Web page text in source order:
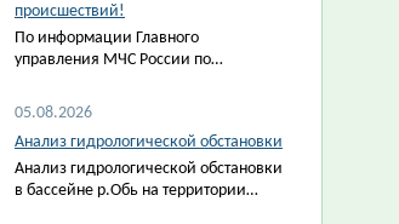
происшествий!
По информации Главного
управления МЧС России по…
05.08.2026
Анализ гидрологической обстановки
Анализ гидрологической обстановки
в бассейне р.Обь на территории…